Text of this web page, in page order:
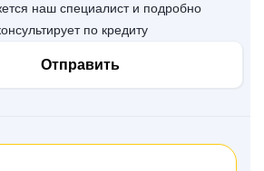
наш специалист и подробно
по кредиту